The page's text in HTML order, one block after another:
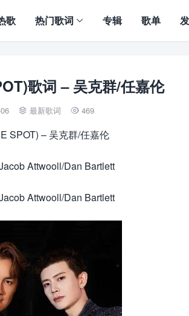
歌 热门歌词 专辑 歌单
歌词 – 吴克群/任嘉伦
 最新歌词  469
SPOT) – 吴克群/任嘉伦
Attwooll/Dan Bartlett
Attwooll/Dan Bartlett